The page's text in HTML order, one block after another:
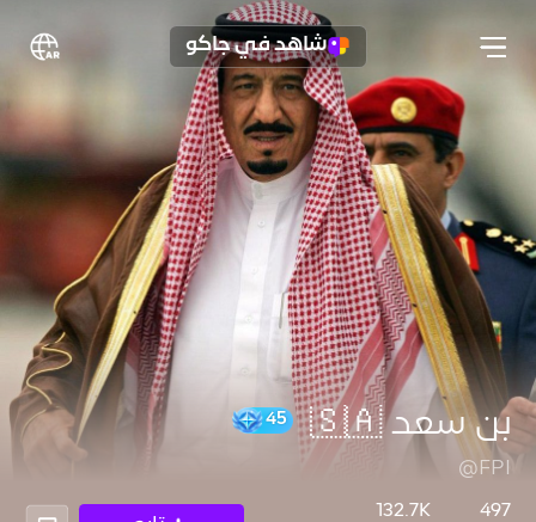
شاهد في جاكو
بن سعد 🇸🇦
@FPI
497
132.7K